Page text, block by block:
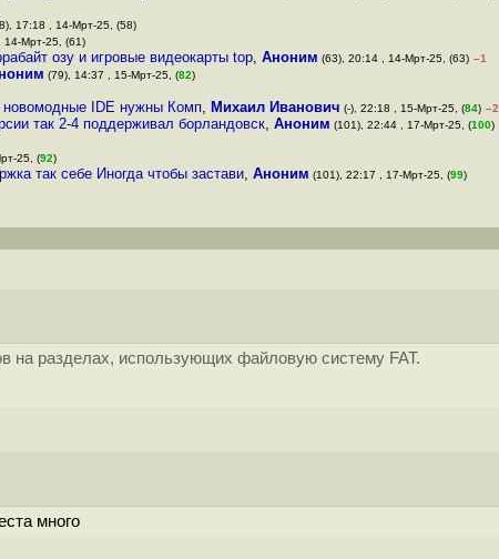
17:18 , 14-Мрт-25, (58)
14-Мрт-25, (61)
озу и игровые видеокарты top, Аноним (63), 20:14 , 14-Мрт-25, (63) –1
(79), 14:37 , 15-Мрт-25, (82)
новомодные IDE нужны Комп, Михаил Иванович (-), 22:18 , 15-Мрт-25, (84) –2
так 2-4 поддерживал борландовск, Аноним (101), 22:44 , 17-Мрт-25, (100)
25, (92)
так себе Иногда чтобы застави, Аноним (101), 22:17 , 17-Мрт-25, (99)
на разделах, использующих файловую систему FAT.
много